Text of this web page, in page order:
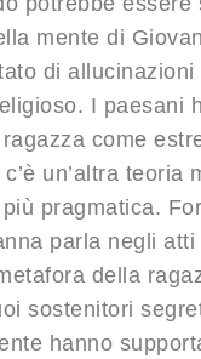
mente di
di allucinazioni
I paesani
come
un’altra teoria
pragmatica.
parla negli atti
della
sostenitori
hanno